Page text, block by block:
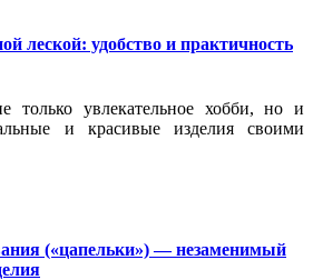
леской: удобство и практичность
только увлекательное хобби, но и
и красивые изделия своими
(«цапельки») — незаменимый